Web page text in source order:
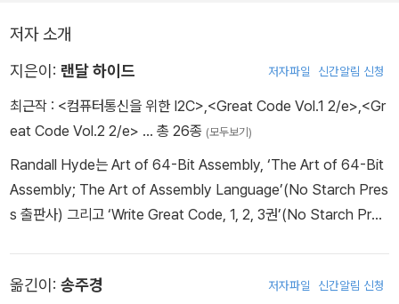
저자 소개
지은이: 랜달 하이드 저자파일 신간알림 신청
최근작 : <컴퓨터통신을 위한 I2C>,<Great Code Vol.1 2/e>,<Gr
eat Code Vol.2 2/e> … 총 26종 (모두보기)
Randall Hyde는 Art of 64-Bit Assembly, ‘The Art of 64-Bit
Assembly; The Art of Assembly Language’(No Starch Pres
s 출판사) 그리고 ‘Write Great Code, 1, 2, 3권’(No Starch Pres
he Waite Group)의 공동 저자이기도 한 그는 지난 40년 동안 원자
옮긴이: 송주경 저자파일 신간알림 신청